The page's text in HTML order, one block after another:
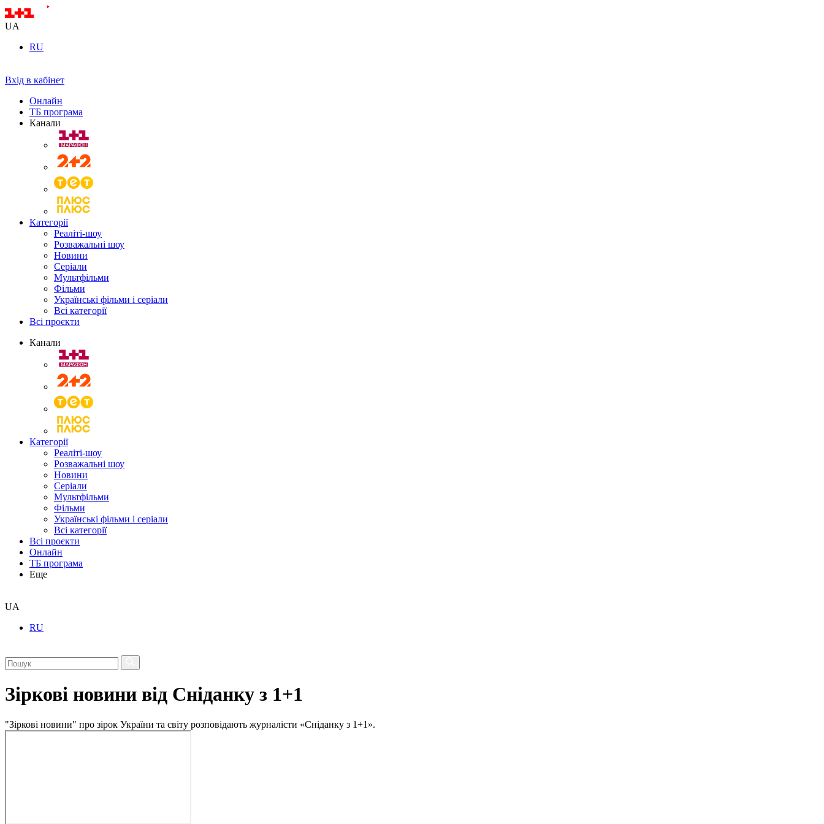
UA
RU
Вхід в кабінет
Онлайн
ТБ програма
Канали
Категорії
Реаліті-шоу
Розважальні шоу
Новини
Серіали
Мультфільми
Фільми
Українські фільми і серіали
Всі категорії
Всі проєкти
Канали
Категорії
Реаліті-шоу
Розважальні шоу
Новини
Серіали
Мультфільми
Фільми
Українські фільми і серіали
Всі категорії
Всі проєкти
Онлайн
ТБ програма
Еще
UA
RU
Зіркові новини від Сніданку з 1+1
"Зіркові новини" про зірок України та світу розповідають журналісти «Сніданку з 1+1».